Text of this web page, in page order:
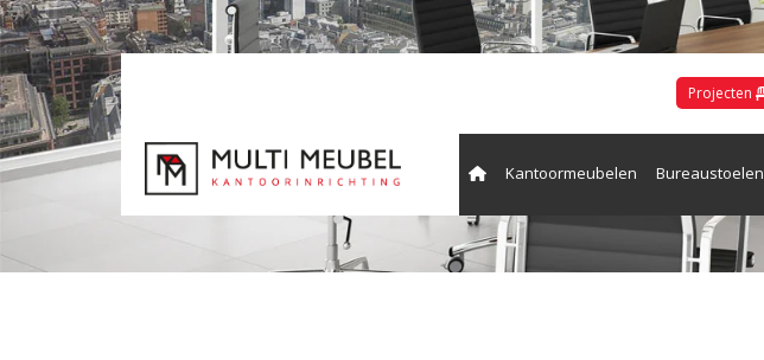
Projecten
Kantoormeubelen Bureaustoelen
Vergaderen en Receptie